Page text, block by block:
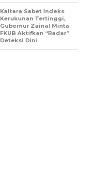
Kaltara Sabet Indeks
Kerukunan Tertinggi,
Gubernur Zainal Minta
FKUB Aktifkan “Radar”
Deteksi Dini